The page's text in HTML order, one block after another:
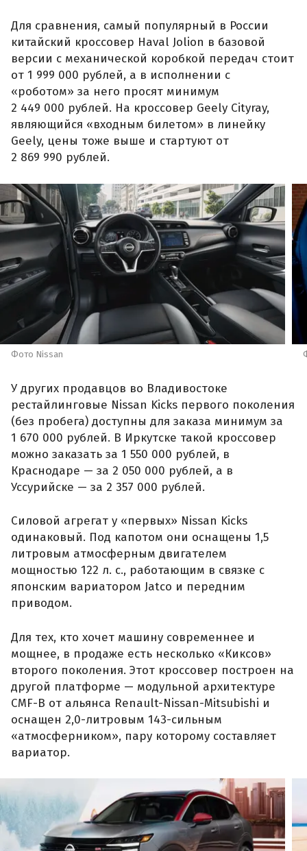
Для сравнения, самый популярный в России
китайский кроссовер Haval Jolion в базовой
версии с механической коробкой передач стоит
от 1 999 000 рублей, а в исполнении с
«роботом» за него просят минимум
2 449 000 рублей. На кроссовер Geely Cityray,
являющийся «входным билетом» в линейку
Geely, цены тоже выше и стартуют от
2 869 990 рублей.
Фото Nissan
У других продавцов во Владивостоке
рестайлинговые Nissan Kicks первого поколения
(без пробега) доступны для заказа минимум за
1 670 000 рублей. В Иркутске такой кроссовер
можно заказать за 1 550 000 рублей, в
Краснодаре — за 2 050 000 рублей, а в
Уссурийске — за 2 357 000 рублей.
Силовой агрегат у «первых» Nissan Kicks
одинаковый. Под капотом они оснащены 1,5
литровым атмосферным двигателем
мощностью 122 л. с., работающим в связке с
японским вариатором Jatco и передним
приводом.
Для тех, кто хочет машину современнее и
мощнее, в продаже есть несколько «Киксов»
второго поколения. Этот кроссовер построен на
другой платформе — модульной архитектуре
CMF-B от альянса Renault-Nissan-Mitsubishi и
оснащен 2,0-литровым 143-сильным
«атмосферником», пару которому составляет
вариатор.